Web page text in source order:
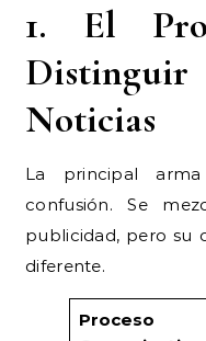
1. El
Distinguir
Noticias
La principal
confusión. Se
publicidad, pero su
diferente.
Proceso